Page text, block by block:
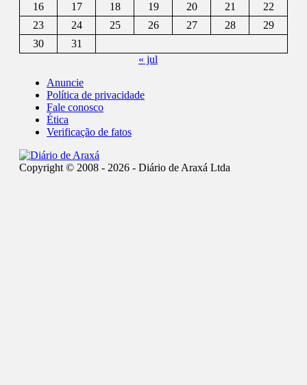
16
17 18 19 20 21
22
23
24 25 26 27 28
29
30
31
« jul
Anuncie
Política de privacidade
Fale conosco
Ética
Verificação de fatos
Copyright © 2008 - 2026 - Diário de Araxá Ltda